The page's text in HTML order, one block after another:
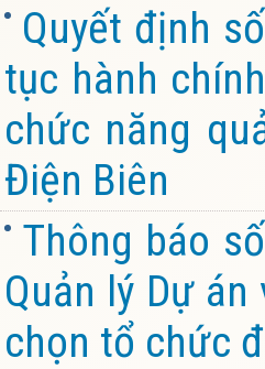
Quyết định
tục hành
chức năng
Điện Biên
Thông báo
Quản lý Dự
chọn tổ chức